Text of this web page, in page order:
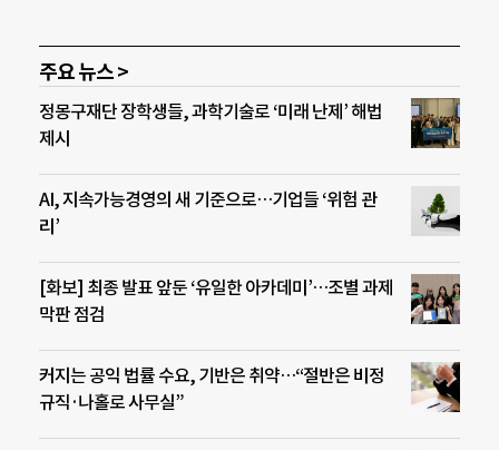
주요 뉴스 >
정몽구재단 장학생들, 과학기술로 ‘미래 난제’ 해법
제시
AI, 지속가능경영의 새 기준으로…기업들 ‘위험 관
리’
[화보] 최종 발표 앞둔 ‘유일한 아카데미’…조별 과제
막판 점검
커지는 공익 법률 수요, 기반은 취약…“절반은 비정
규직·나홀로 사무실”